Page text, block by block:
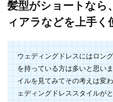
のマナー
結婚式で上
な物を選ん
でしょうか
髪型がショートなら
ィアラなどを上手く
ウェディングドレスにはロン
を持っている方は多いと思い
イルを見てみてその考えは変
ェディングドレススタイルが